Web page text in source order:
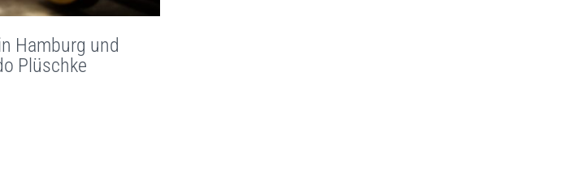
Hamburg und
Plüschke